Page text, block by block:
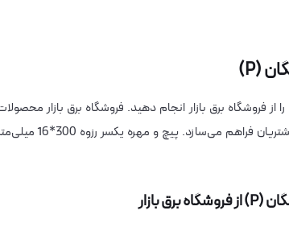
را از فروشگاه برق بازار انجام دهید. فروشگاه برق بازار
استاندارد و مقاوم را ارائه می‌کند و تجربه خرید ایمن و سریع را برای مشتریان فراهم می‌سازد. پیچ و مهره یکسر